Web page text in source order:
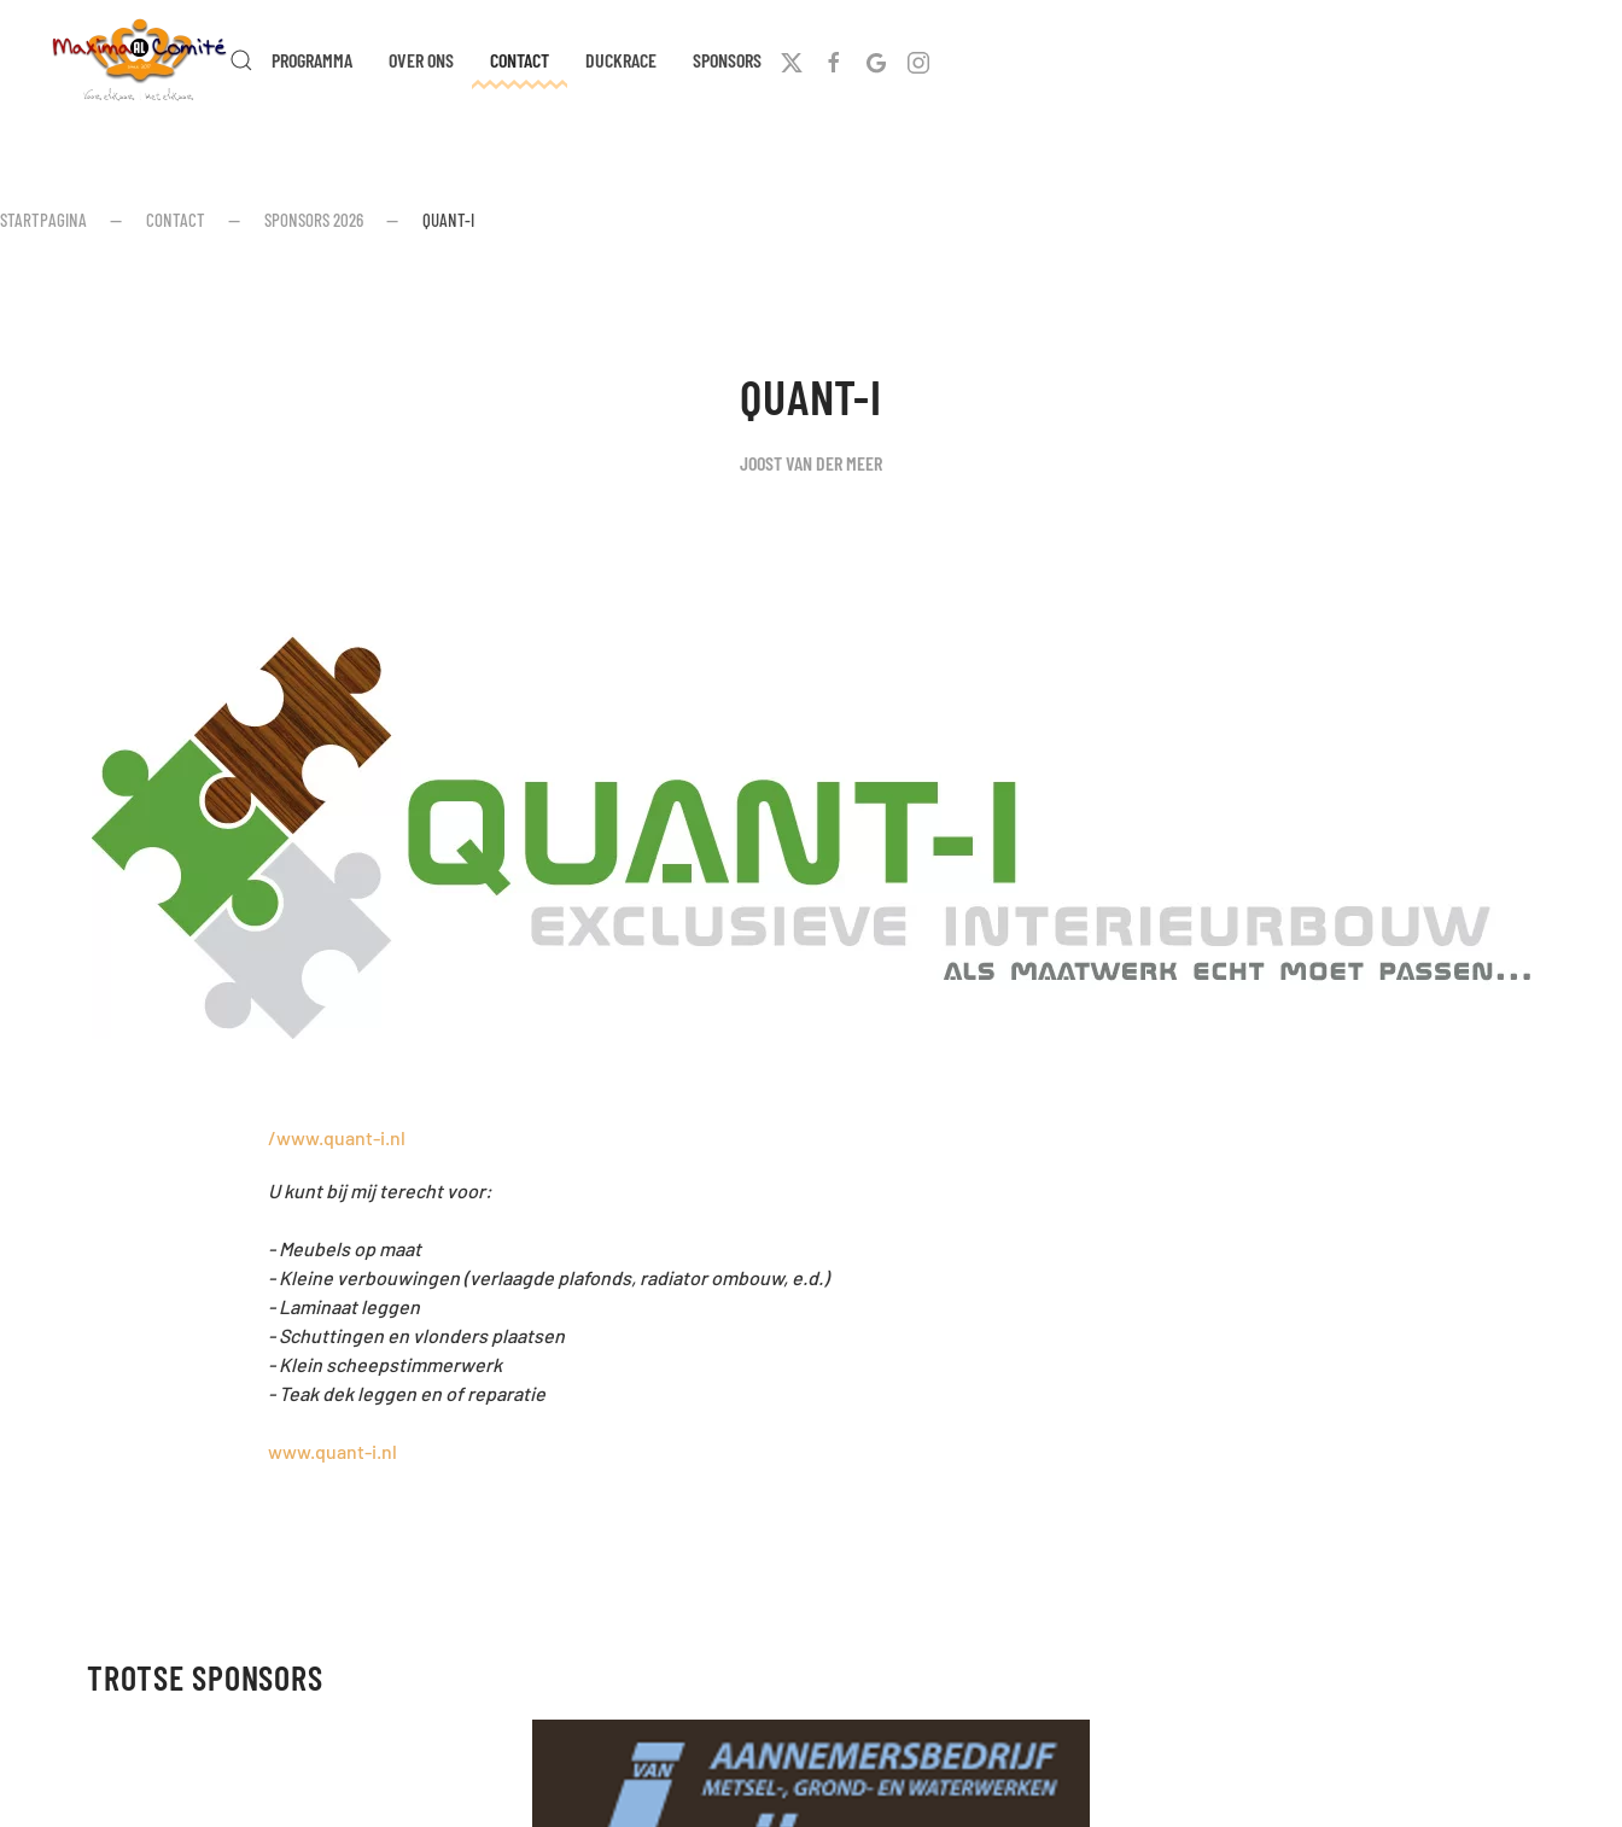
Skip to main content PROGRAMMA OVER ONS CONTACT DUCKRACE SPONSORS
STARTPAGINA CONTACT SPONSORS 2026 QUANT-I
QUANT-I
JOOST VAN DER MEER
/www.quant-i.nl
U kunt bij mij terecht voor:
- Meubels op maat
- Kleine verbouwingen (verlaagde plafonds, radiator ombouw, e.d.)
- Laminaat leggen
- Schuttingen en vlonders plaatsen
- Klein scheepstimmerwerk
- Teak dek leggen en of reparatie
www.quant-i.nl
TROTSE SPONSORS